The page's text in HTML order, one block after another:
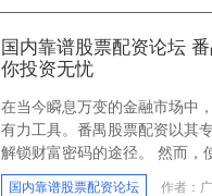
国内靠谱股票配资论坛
你投资无忧
在当今瞬息万变的金融市场中
有力工具。番禺股票配资以其
解锁财富密码的途径。 然而，
国内靠谱股票配资论坛 作者：